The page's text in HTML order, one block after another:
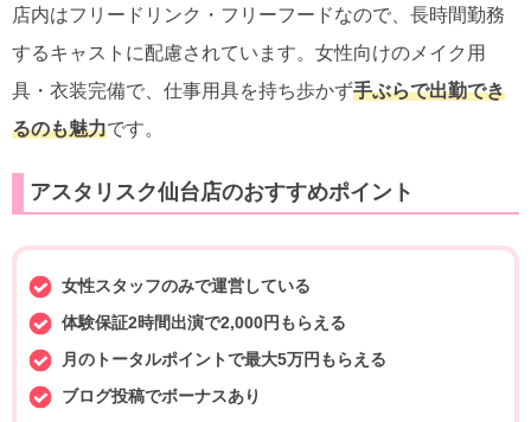
店内はフリードリンク・フリーフードなので、長時間勤務
するキャストに配慮されています。女性向けのメイク用
具・衣装完備で、仕事用具を持ち歩かず手ぶらで出勤でき
るのも魅力です。
アスタリスク仙台店のおすすめポイント
女性スタッフのみで運営している
体験保証2時間出演で2,000円もらえる
月のトータルポイントで最大5万円もらえる
ブログ投稿でボーナスあり